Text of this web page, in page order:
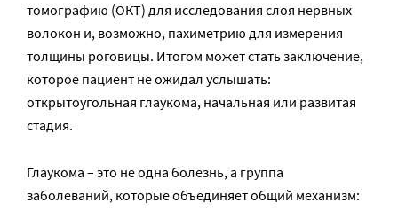
томографию (ОКТ) для исследования слоя нервных
волокон и, возможно, пахиметрию для измерения
толщины роговицы. Итогом может стать заключение,
которое пациент не ожидал услышать:
открытоугольная глаукома, начальная или развитая
стадия.
Глаукома – это не одна болезнь, а группа
заболеваний, которые объединяет общий механизм: